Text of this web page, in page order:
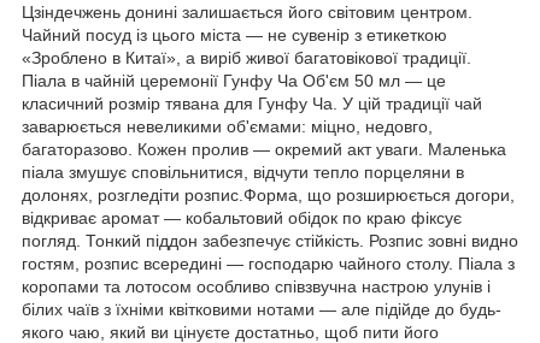
Цзіндечжень донині залишається його світовим центром.
Чайний посуд із цього міста — не сувенір з етикеткою
«Зроблено в Китаї», а виріб живої багатовікової традиції.
Піала в чайній церемонії Гунфу Ча Об'єм 50 мл — це
класичний розмір тявана для Гунфу Ча. У цій традиції чай
заварюється невеликими об'ємами: міцно, недовго,
багаторазово. Кожен пролив — окремий акт уваги. Маленька
піала змушує сповільнитися, відчути тепло порцеляни в
долонях, розгледіти розпис.Форма, що розширюється догори,
відкриває аромат — кобальтовий обідок по краю фіксує
погляд. Тонкий піддон забезпечує стійкість. Розпис зовні видно
гостям, розпис всередині — господарю чайного столу. Піала з
коропами та лотосом особливо співзвучна настрою улунів і
білих чаїв з їхніми квітковими нотами — але підійде до будь-
якого чаю, який ви цінуєте достатньо, щоб пити його